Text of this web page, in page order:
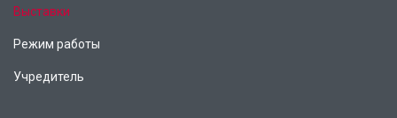
Выставки
Режим работы
Учредитель